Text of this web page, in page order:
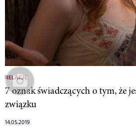
RELACJE
7 oznak świadczących o tym, że
związku
14.05.2019